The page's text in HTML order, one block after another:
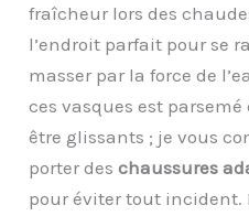
fraîcheur lors des
l’endroit parfait pour se
masser par la force de
ces vasques est
être glissants ; je vous
porter deschaussures
pour éviter tout incident.